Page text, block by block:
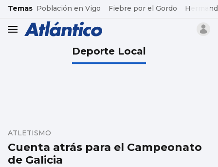
common.go-to-content
Temas Población en Vigo Fiebre por el Gordo
header.menu.open
Deporte Local
Cuenta atrás para el Campeonato
de Galicia
ATLETISMO